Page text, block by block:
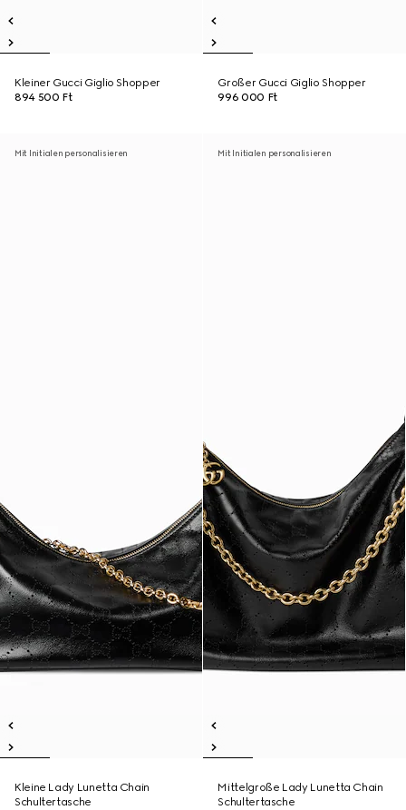
Kleiner Gucci Giglio Shopper
894 500 Ft
Großer Gucci Giglio Shopper
996 000 Ft
Mit Initialen personalisieren
Kleine Lady Lunetta Chain
Schultertasche
Mit Initialen personalisieren
Mittelgroße Lady Lunetta Chain
Schultertasche